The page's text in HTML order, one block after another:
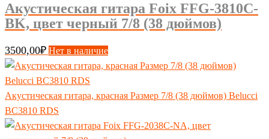
Акустическая гитара Foix FFG-3810C-
BK, цвет черный 7/8 (38 дюймов)
3500,00₽ Нет в наличие
Акустическая гитара, красная Размер 7/8 (38 дюймов) Belucci
BC3810 RDS